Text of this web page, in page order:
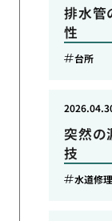
排水管
性
台所
突然の
技
水道修理